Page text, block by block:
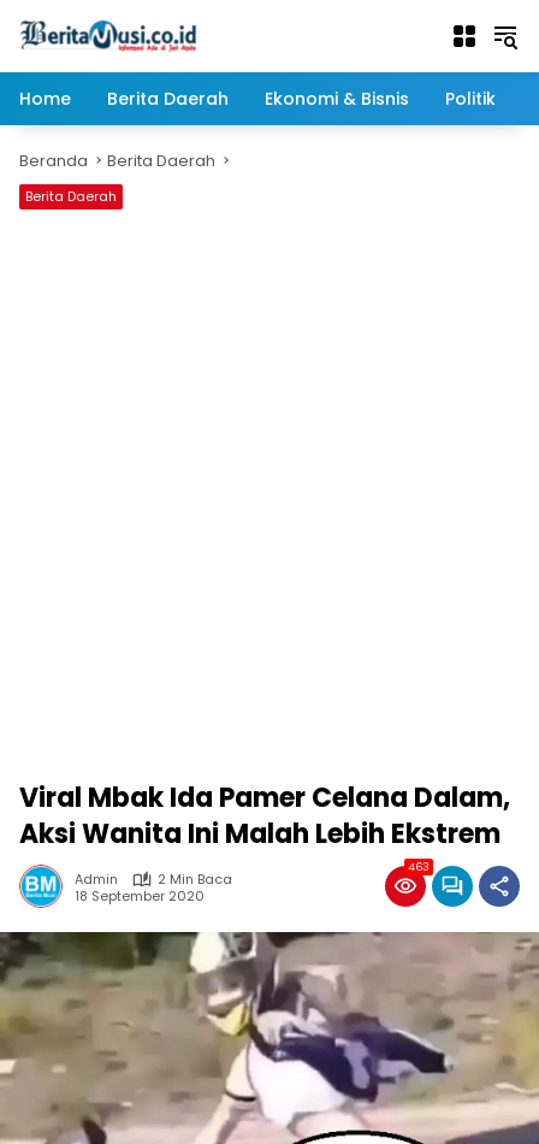
Home
Berita Daerah Ekonomi & Bisnis Politik
Beranda Berita Daerah
Berita Daerah
Viral Mbak Ida Pamer Celana Dalam,
Aksi Wanita Ini Malah Lebih Ekstrem
Admin
2 Min Baca
18 September 2020
463